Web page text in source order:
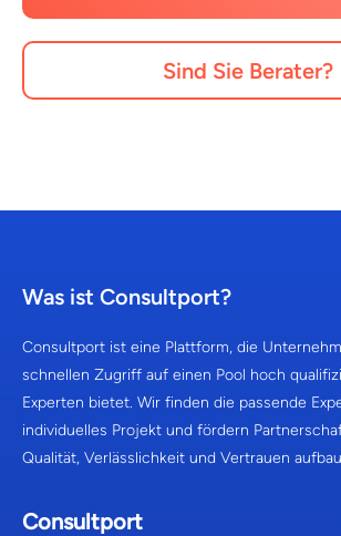
Sind Sie Berater?
Was ist Consultport?
Consultport ist eine Plattform, die
schnellen Zugriff auf einen Pool hoch
Experten bietet. Wir finden die passende
individuelles Projekt und fördern
Qualität, Verlässlichkeit und Vertrauen
Consultport